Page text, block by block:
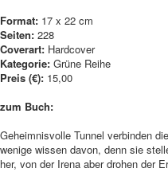
Format: 17 x 22 cm
Seiten: 228
Coverart: Hardcover
Kategorie: Grüne Reihe
Preis (€): 15,00
zum Buch:
Geheimnisvolle Tunnel verbinden
wenige wissen davon, denn sie
her, von der Irena aber drohen der